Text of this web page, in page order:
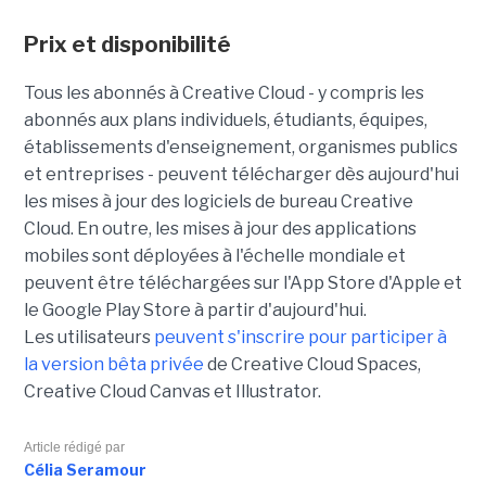
Prix et disponibilité
Tous les abonnés à Creative Cloud - y compris les
abonnés aux plans individuels, étudiants, équipes,
établissements d'enseignement, organismes publics
et entreprises - peuvent télécharger dès aujourd'hui
les mises à jour des logiciels de bureau Creative
Cloud. En outre, les mises à jour des applications
mobiles sont déployées à l'échelle mondiale et
peuvent être téléchargées sur l'App Store d'Apple et
le Google Play Store à partir d'aujourd'hui.
Les utilisateurs peuvent s'inscrire pour participer à
la version bêta privée de Creative Cloud Spaces,
Creative Cloud Canvas et Illustrator.
Article rédigé par
Célia Seramour